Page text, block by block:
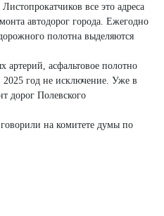
все это адреса
автодорог города. Ежегодно
полотна выделяются
артерий, асфальтовое полотно
2025 год не исключение. Уже в
дорог Полевского
на комитете думы по